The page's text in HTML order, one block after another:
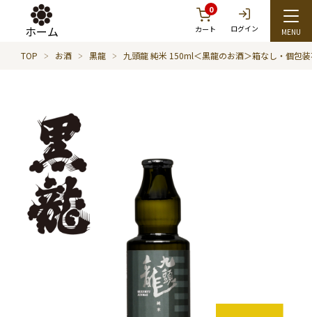
ホーム
0
カート ログイン
TOP お酒 黒龍 九頭龍 純米 150ml＜黒龍のお酒＞箱なし・個包